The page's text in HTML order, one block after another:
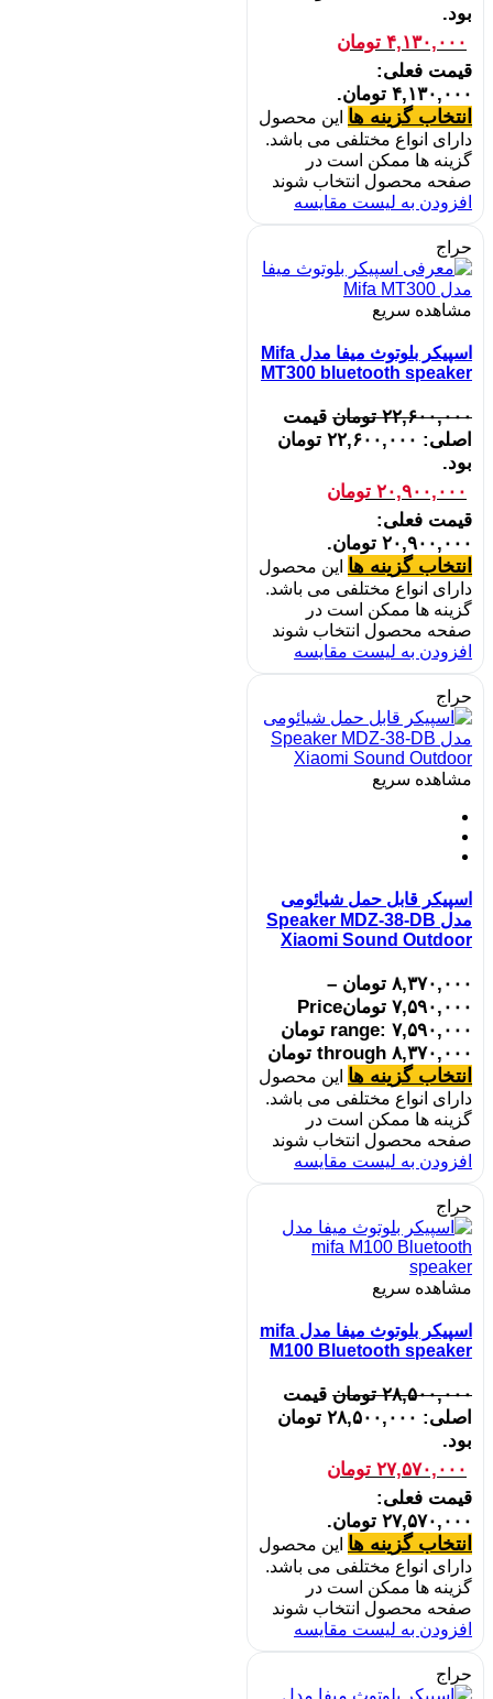
بود.
۴,۱۳۰,۰۰۰ تومان
قیمت فعلی:
۴,۱۳۰,۰۰۰ تومان.
انتخاب گزینه ها این محصول
دارای انواع مختلفی می باشد.
گزینه ها ممکن است در
صفحه محصول انتخاب شوند
افزودن به لیست مقایسه
حراج
مشاهده سریع
اسپیکر بلوتوث میفا مدل Mifa
MT300 bluetooth speaker
۲۲,۶۰۰,۰۰۰ تومان قیمت
اصلی: ۲۲,۶۰۰,۰۰۰ تومان
بود.
۲۰,۹۰۰,۰۰۰ تومان
قیمت فعلی:
۲۰,۹۰۰,۰۰۰ تومان.
انتخاب گزینه ها این محصول
دارای انواع مختلفی می باشد.
گزینه ها ممکن است در
صفحه محصول انتخاب شوند
افزودن به لیست مقایسه
حراج
مشاهده سریع
اسپیکر قابل حمل شیائومی
مدل Speaker MDZ-38-DB
Xiaomi Sound Outdoor
۸,۳۷۰,۰۰۰ تومان –
۷,۵۹۰,۰۰۰ تومانPrice
range: ۷,۵۹۰,۰۰۰ تومان
through ۸,۳۷۰,۰۰۰ تومان
انتخاب گزینه ها این محصول
دارای انواع مختلفی می باشد.
گزینه ها ممکن است در
صفحه محصول انتخاب شوند
افزودن به لیست مقایسه
حراج
مشاهده سریع
اسپیکر بلوتوث میفا مدل mifa
M100 Bluetooth speaker
۲۸,۵۰۰,۰۰۰ تومان قیمت
اصلی: ۲۸,۵۰۰,۰۰۰ تومان
بود.
۲۷,۵۷۰,۰۰۰ تومان
قیمت فعلی:
۲۷,۵۷۰,۰۰۰ تومان.
انتخاب گزینه ها این محصول
دارای انواع مختلفی می باشد.
گزینه ها ممکن است در
صفحه محصول انتخاب شوند
افزودن به لیست مقایسه
حراج